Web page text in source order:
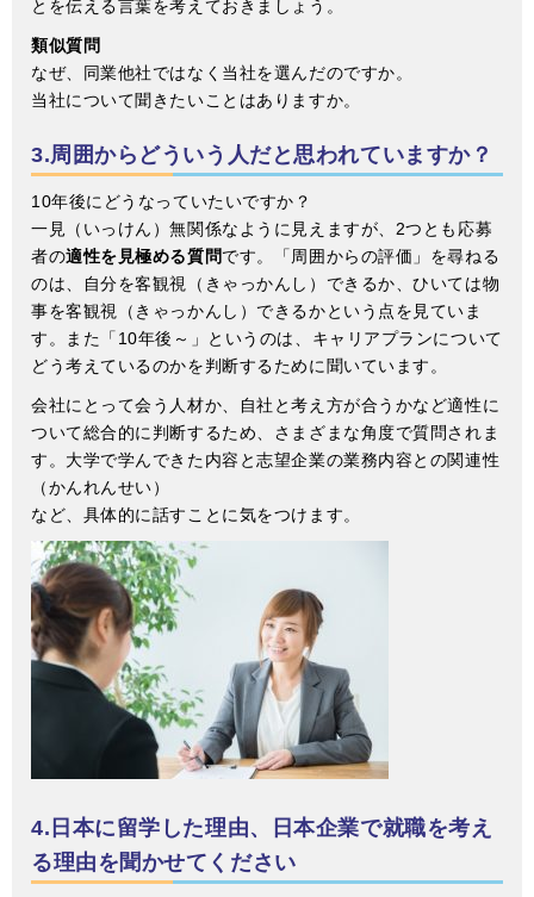
とを伝える言葉を考えておきましょう。
類似質問
なぜ、同業他社ではなく当社を選んだのですか。
当社について聞きたいことはありますか。
3.周囲からどういう人だと思われていますか？
10年後にどうなっていたいですか？
一見（いっけん）無関係なように見えますが、2つとも応募
者の適性を見極める質問です。「周囲からの評価」を尋ねる
のは、自分を客観視（きゃっかんし）できるか、ひいては物
事を客観視（きゃっかんし）できるかという点を見ていま
す。また「10年後～」というのは、キャリアプランについて
どう考えているのかを判断するために聞いています。
会社にとって会う人材か、自社と考え方が合うかなど適性に
ついて総合的に判断するため、さまざまな角度で質問されま
す。大学で学んできた内容と志望企業の業務内容との関連性
（かんれんせい）
など、具体的に話すことに気をつけます。
4.日本に留学した理由、日本企業で就職を考え
る理由を聞かせてください